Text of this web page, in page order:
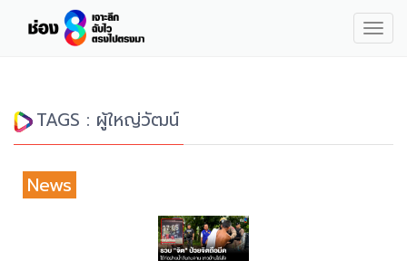
TAGS : ผู้ใหญ่วัฒน์
News